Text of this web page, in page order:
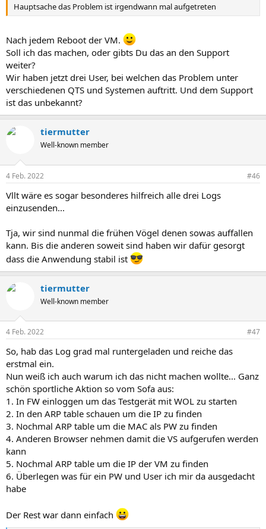
Hauptsache das Problem ist irgendwann mal aufgetreten
Nach jedem Reboot der VM.
Soll ich das machen, oder gibts Du das an den Support
weiter?
Wir haben jetzt drei User, bei welchen das Problem unter
verschiedenen QTS und Systemen auftritt. Und dem Support
ist das unbekannt?
tiermutter
Well-known member
4 Feb. 2022 #46
Vllt wäre es sogar besonderes hilfreich alle drei Logs
einzusenden...
Tja, wir sind nunmal die frühen Vögel denen sowas auffallen
kann. Bis die anderen soweit sind haben wir dafür gesorgt
dass die Anwendung stabil ist
tiermutter
Well-known member
4 Feb. 2022 #47
So, hab das Log grad mal runtergeladen und reiche das
erstmal ein.
Nun weiß ich auch warum ich das nicht machen wollte... Ganz
schön sportliche Aktion so vom Sofa aus:
1. In FW einloggen um das Testgerät mit WOL zu starten
2. In den ARP table schauen um die IP zu finden
3. Nochmal ARP table um die MAC als PW zu finden
4. Anderen Browser nehmen damit die VS aufgerufen werden
kann
5. Nochmal ARP table um die IP der VM zu finden
6. Überlegen was für ein PW und User ich mir da ausgedacht
habe
Der Rest war dann einfach